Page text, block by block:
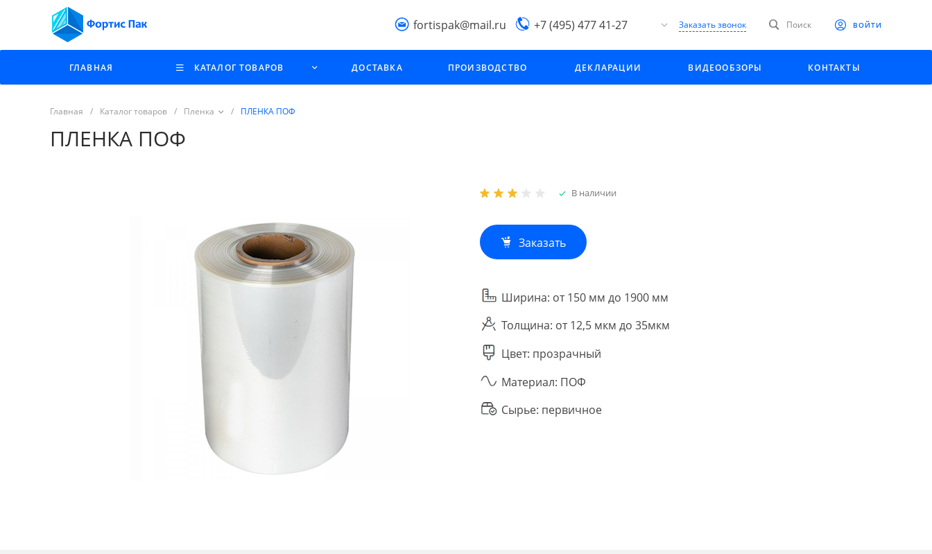
fortispak@mail.ru +7 (495) 477 41-27
Производственная
компания "Фортис Пак"
МО, г. Подольск,
Заказать звонок Поиск ВОЙТИ
ГЛАВНАЯ КАТАЛОГ ТОВАРОВ ДОСТАВКА ПРОИЗВОДСТВО ДЕКЛАРАЦИИ ВИДЕООБЗОРЫ КОНТАКТЫ
Главная / Каталог товаров / Пленка / ПЛЕНКА ПОФ
ПЛЕНКА ПОФ
В наличии
Заказать
Ширина: от 150 мм до 1900 мм
Толщина: от 12,5 мкм до 35мкм
Цвет: прозрачный
Материал: ПОФ
Сырье: первичное